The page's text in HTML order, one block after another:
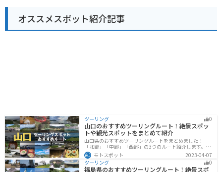
かな自然が広がっており、自然を感じながらツーリング
を楽しむことができます。また、久留米市は、ブリヂス
トンの創業地としても知られており、タイヤの歴史を学
オススメスポット紹介記事
ツーリング 0
山口のおすすめツーリングルート！絶景スポッ
トや観光スポットをまとめて紹介
山口県のおすすめツーリングルートをまとめました！
「北部」「中部」「西部」の3つのルート紹介します。美
しい海岸線や山々を楽しむことができます。バイクで山
口県にツーリングに行く際は参考にしてください。
モトスポット
2023-04-07
ツーリング
0
福島県のおすすめツーリングルート！絶景スポ